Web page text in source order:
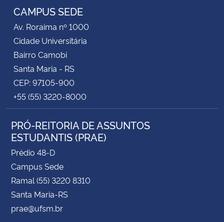
CAMPUS SEDE
Av. Roraima nº 1000
Cidade Universitária
Bairro Camobi
Santa Maria - RS
CEP: 97105-900
+55 (55) 3220-8000
PRÓ-REITORIA DE ASSUNTOS
ESTUDANTIS (PRAE)
Prédio 48-D
Campus Sede
Ramal (55) 3220 8310
Santa Maria-RS
prae@ufsm.br